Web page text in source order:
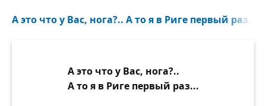
А это что у Вас, нога?.. А то я в Риге первый раз...
А это что у Вас, нога?..
А то я в Риге первый раз...